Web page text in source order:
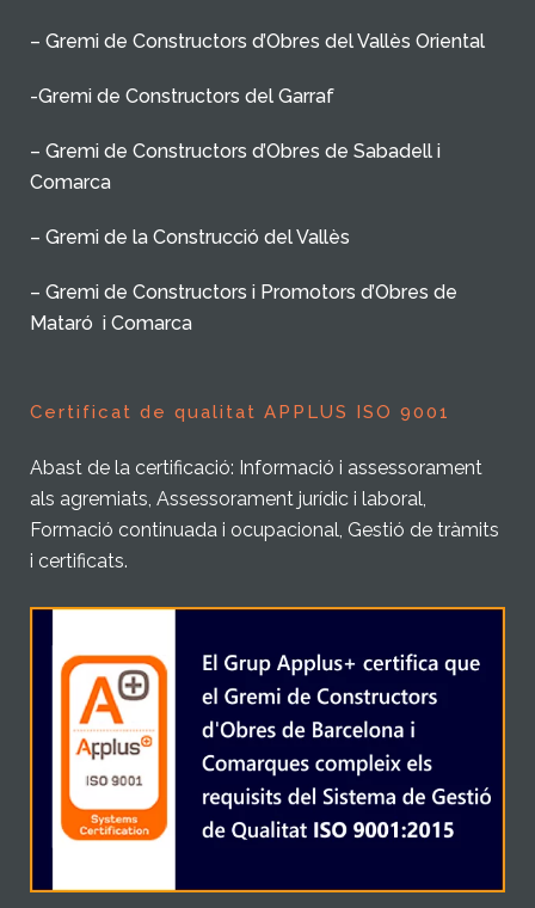
– Gremi de Constructors d’Obres del Vallès Oriental
-Gremi de Constructors del Garraf
– Gremi de Constructors d’Obres de Sabadell i
Comarca
– Gremi de la Construcció del Vallès
– Gremi de Constructors i Promotors d’Obres de
Mataró i Comarca
Certificat de qualitat APPLUS ISO 9001
Abast de la certificació: Informació i assessorament
als agremiats, Assessorament jurídic i laboral,
Formació continuada i ocupacional, Gestió de tràmits
i certificats.